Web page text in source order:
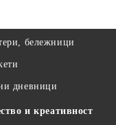
бележници
дневници
и креативност